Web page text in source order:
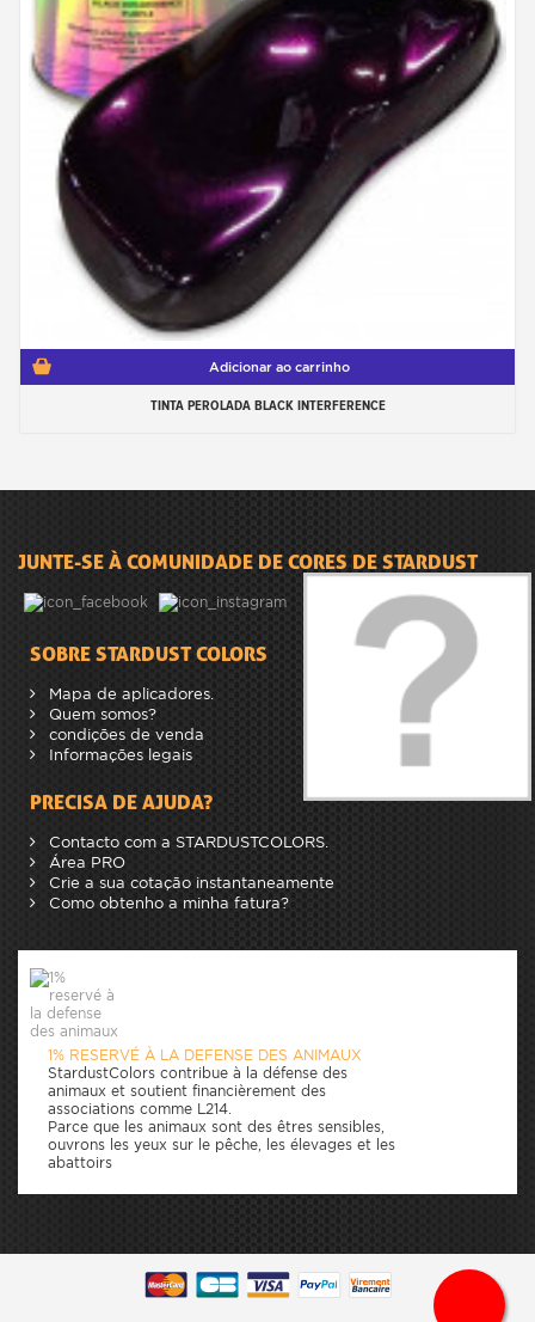
Adicionar ao carrinho
TINTA PEROLADA BLACK INTERFERENCE
JUNTE-SE À COMUNIDADE DE CORES DE STARDUST
SOBRE STARDUST COLORS
Mapa de aplicadores.
Quem somos?
condições de venda
Informações legais
PRECISA DE AJUDA?
Contacto com a STARDUSTCOLORS.
Área PRO
Crie a sua cotação instantaneamente
Como obtenho a minha fatura?
1% RESERVÉ À LA DEFENSE DES ANIMAUX
StardustColors contribue à la défense des
animaux et soutient financièrement des
associations comme L214.
Parce que les animaux sont des êtres sensibles,
ouvrons les yeux sur le pêche, les élevages et les
abattoirs